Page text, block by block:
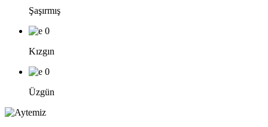
Şaşırmış
0
Kızgın
0
Üzgün